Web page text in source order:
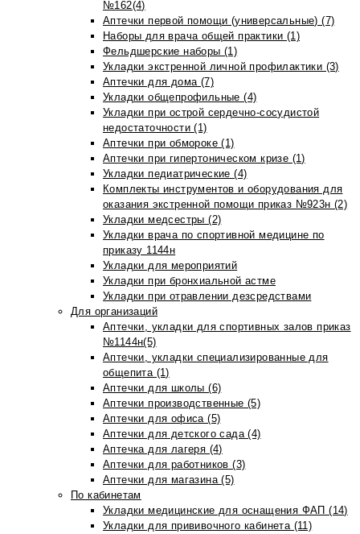
№162(4)
Аптечки первой помощи (универсальные) (7)
Наборы для врача общей практики (1)
Фельдшерские наборы (1)
Укладки экстренной личной профилактики (3)
Аптечки для дома (7)
Укладки общепрофильные (4)
Укладки при острой сердечно-сосудистой
недостаточности (1)
Аптечки при обмороке (1)
Аптечки при гипертоническом кризе (1)
Укладки педиатрические (4)
Комплекты инструментов и оборудования для
оказания экстренной помощи приказ №923н (2)
Укладки медсестры (2)
Укладки врача по спортивной медицине по
приказу 1144н
Укладки для мероприятий
Укладки при бронхиальной астме
Укладки при отравлении дезсредствами
Для организаций
Аптечки, укладки для спортивных залов приказ
№1144н(5)
Аптечки, укладки специализированные для
общепита (1)
Аптечки для школы (6)
Аптечки производственные (5)
Аптечки для офиса (5)
Аптечки для детского сада (4)
Аптечка для лагеря (4)
Аптечки для работников (3)
Аптечки для магазина (5)
По кабинетам
Укладки медицинские для оснащения ФАП (14)
Укладки для прививочного кабинета (11)